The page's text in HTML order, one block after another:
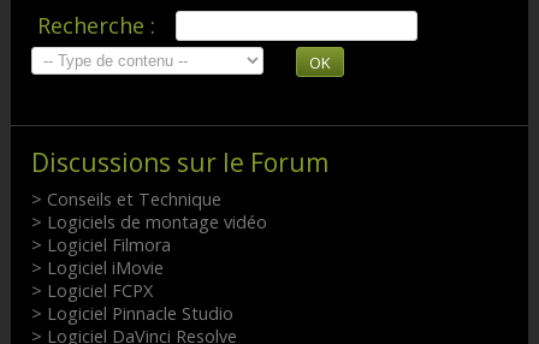
Recherche :
OK
Discussions sur le Forum
> Conseils et Technique
> Logiciels de montage vidéo
> Logiciel Filmora
> Logiciel iMovie
> Logiciel FCPX
> Logiciel Pinnacle Studio
> Logiciel DaVinci Resolve